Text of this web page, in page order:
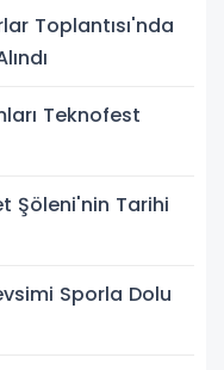
Toplantısı'nda
Teknofest
Şöleni'nin Tarihi
Sporla Dolu